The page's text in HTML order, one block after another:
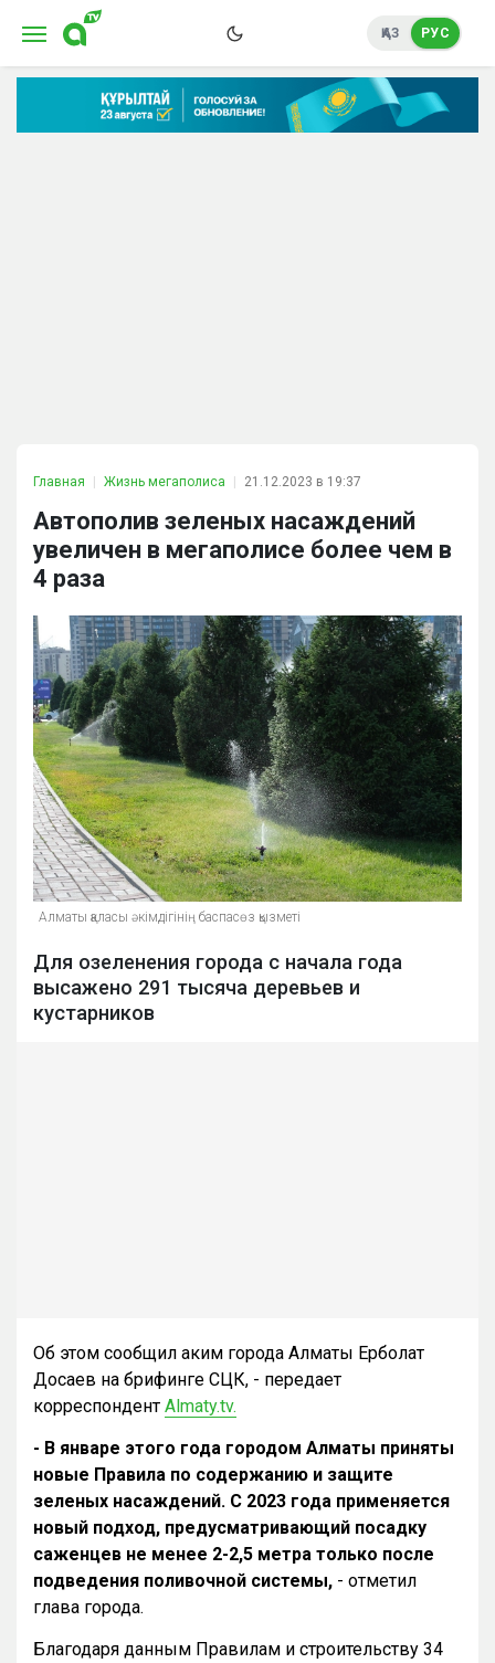
ҚАЗ РУС
Главная Жизнь мегаполиса 21.12.2023 в 19:37
Автополив зеленых насаждений
увеличен в мегаполисе более чем в
4 раза
Алматы қаласы әкімдігінің баспасөз қызметі
Для озеленения города с начала года
высажено 291 тысяча деревьев и
кустарников
Об этом сообщил аким города Алматы Ерболат
Досаев на брифинге СЦК, - передает
корреспондент Almaty.tv.
- В январе этого года городом Алматы приняты
новые Правила по содержанию и защите
зеленых насаждений. С 2023 года применяется
новый подход, предусматривающий посадку
саженцев не менее 2-2,5 метра только после
подведения поливочной системы, - отметил
глава города.
Благодаря данным Правилам и строительству 34